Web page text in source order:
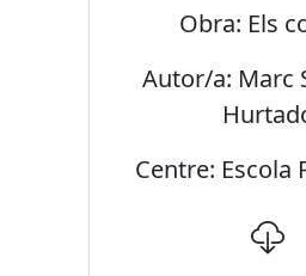
Obra: Els
Autor/a: Marc
Centre: Escola